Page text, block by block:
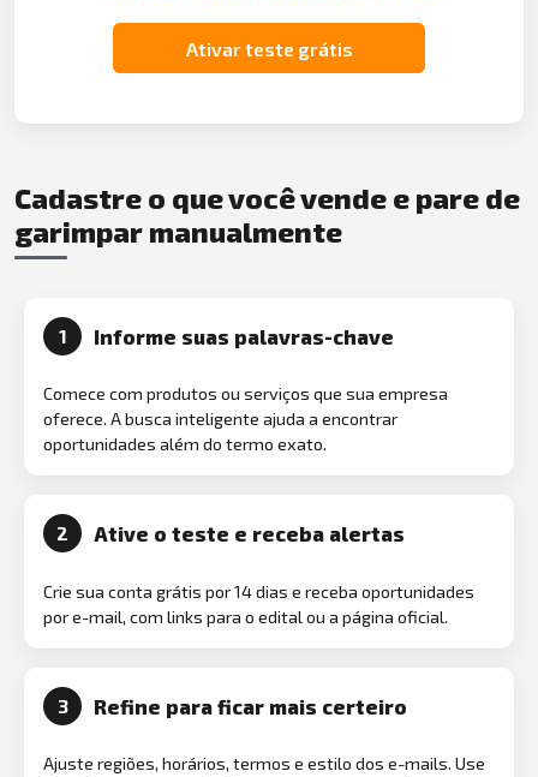
Ativar teste grátis
Cadastre o que você vende e pare de
garimpar manualmente
1 Informe suas palavras-chave
Comece com produtos ou serviços que sua empresa
oferece. A busca inteligente ajuda a encontrar
oportunidades além do termo exato.
2 Ative o teste e receba alertas
Crie sua conta grátis por 14 dias e receba oportunidades
por e-mail, com links para o edital ou a página oficial.
3 Refine para ficar mais certeiro
Ajuste regiões, horários, termos e estilo dos e-mails. Use